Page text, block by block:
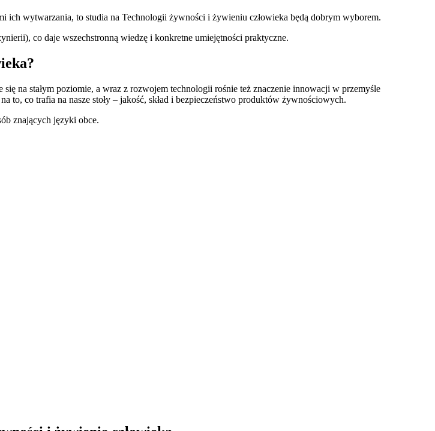
ich wytwarzania, to studia na Technologii żywności i żywieniu człowieka będą dobrym wyborem.
co daje wszechstronną wiedzę i konkretne umiejętności praktyczne.
na stałym poziomie, a wraz z rozwojem technologii rośnie też znaczenie innowacji w przemyśle
co trafia na nasze stoły – jakość, skład i bezpieczeństwo produktów żywnościowych.
znających języki obce.